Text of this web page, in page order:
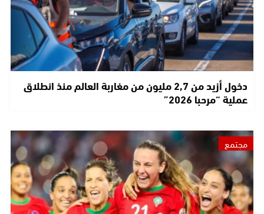
دخول أزيد من 2,7 مليون من مغاربة العالم منذ انطلاق
عملية “مرحبا 2026”
مجتمع